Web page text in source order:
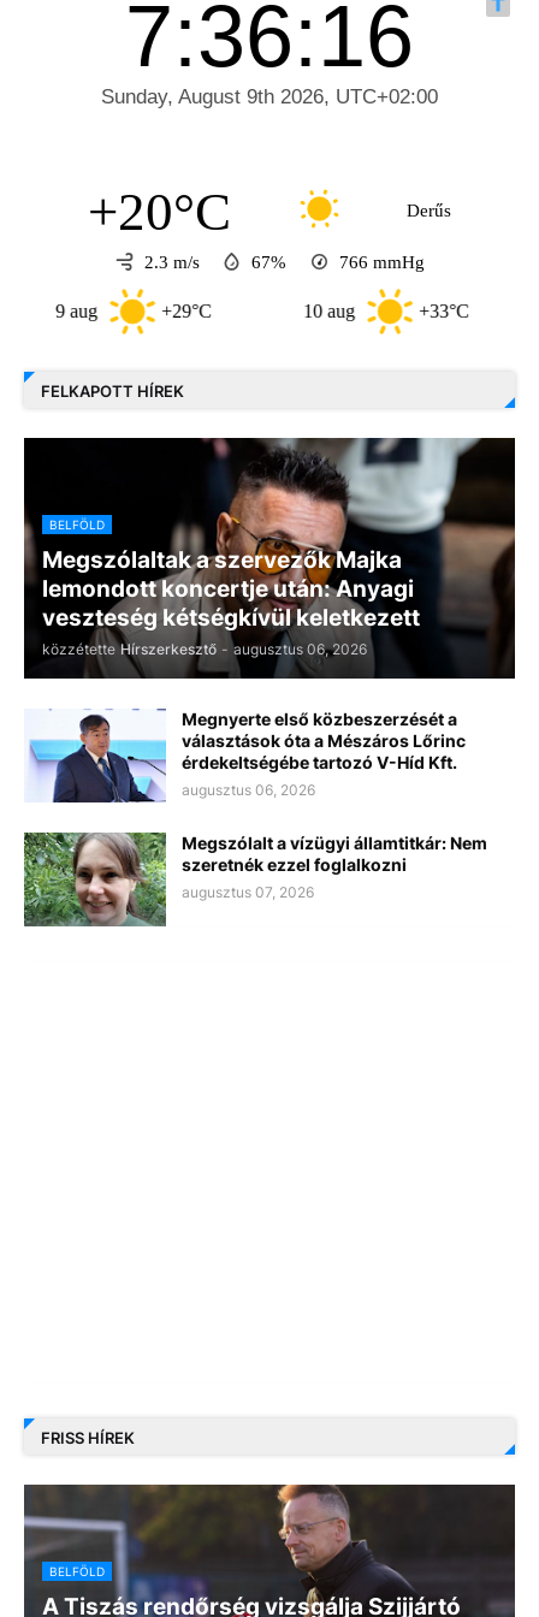
+20°C Derűs
2.3 m/s 67% 766 mmHg
+29°C +33°C
FELKAPOTT HÍREK
BELFÖLD
Megszólaltak a szervezők Majka
lemondott koncertje után: Anyagi
veszteség kétségkívül keletkezett
közzétette Hírszerkesztő - augusztus 06, 2026
Megnyerte első közbeszerzését a
választások óta a Mészáros Lőrinc
érdekeltségébe tartozó V-Híd Kft.
augusztus 06, 2026
Megszólalt a vízügyi államtitkár: Nem
szeretnék ezzel foglalkozni
augusztus 07, 2026
FRISS HÍREK
BELFÖLD
A Tiszás rendőrség vizsgálja Szijjártó